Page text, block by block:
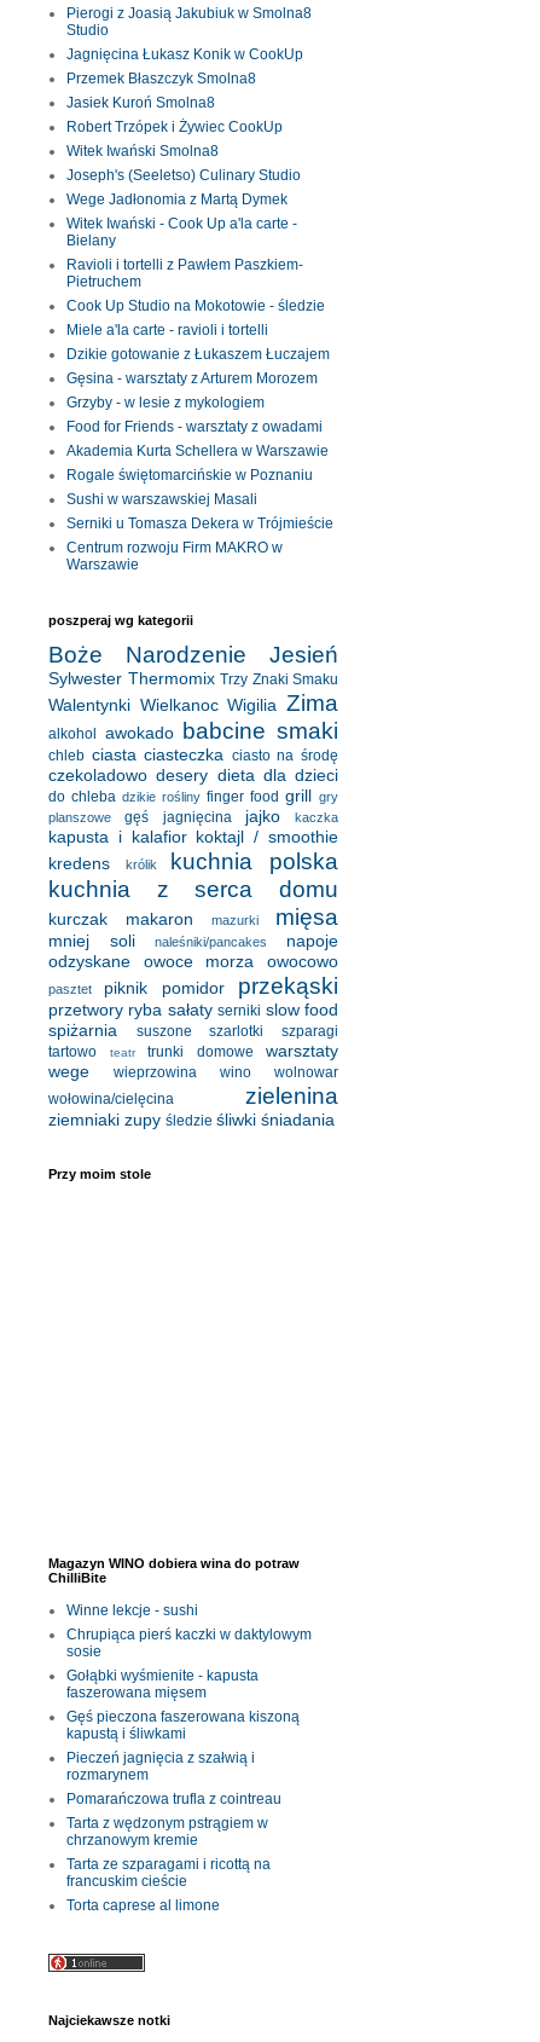
Pierogi z Joasią Jakubiuk w Smolna8
Studio
Jagnięcina Łukasz Konik w CookUp
Przemek Błaszczyk Smolna8
Jasiek Kuroń Smolna8
Robert Trzópek i Żywiec CookUp
Witek Iwański Smolna8
Joseph's (Seeletso) Culinary Studio
Wege Jadłonomia z Martą Dymek
Witek Iwański - Cook Up a'la carte -
Bielany
Ravioli i tortelli z Pawłem Paszkiem-
Pietruchem
Cook Up Studio na Mokotowie - śledzie
Miele a'la carte - ravioli i tortelli
Dzikie gotowanie z Łukaszem Łuczajem
Gęsina - warsztaty z Arturem Morozem
Grzyby - w lesie z mykologiem
Food for Friends - warsztaty z owadami
Akademia Kurta Schellera w Warszawie
Rogale świętomarcińskie w Poznaniu
Sushi w warszawskiej Masali
Serniki u Tomasza Dekera w Trójmieście
Centrum rozwoju Firm MAKRO w
Warszawie
poszperaj wg kategorii
Boże Narodzenie Jesień
Sylwester Thermomix Trzy Znaki Smaku
Walentynki Wielkanoc Wigilia Zima
alkohol awokado babcine smaki
chleb ciasta ciasteczka ciasto na środę
czekoladowo desery dieta dla dzieci
do chleba dzikie rośliny finger food grill gry
planszowe
gęś jagnięcina jajko kaczka
kapusta i kalafior koktajl / smoothie
kredens
królik
kuchnia polska
kuchnia z serca domu
kurczak makaron mazurki mięsa
mniej soli naleśniki/pancakes
napoje
odzyskane
owoce morza owocowo
pasztet piknik pomidor przekąski
przetwory ryba sałaty serniki slow food
spiżarnia
suszone szarlotki
szparagi
tartowo
teatr trunki domowe
warsztaty
wege
wieprzowina wino
wolnowar
wołowina/cielęcina
zielenina
ziemniaki zupy śledzie śliwki śniadania
Przy moim stole
Magazyn WINO dobiera wina do potraw
ChilliBite
Winne lekcje - sushi
Chrupiąca pierś kaczki w daktylowym
sosie
Gołąbki wyśmienite - kapusta
faszerowana mięsem
Gęś pieczona faszerowana kiszoną
kapustą i śliwkami
Pieczeń jagnięcia z szałwią i
rozmarynem
Pomarańczowa trufla z cointreau
Tarta z wędzonym pstrągiem w
chrzanowym kremie
Tarta ze szparagami i ricottą na
francuskim cieście
Torta caprese al limone
Najciekawsze notki